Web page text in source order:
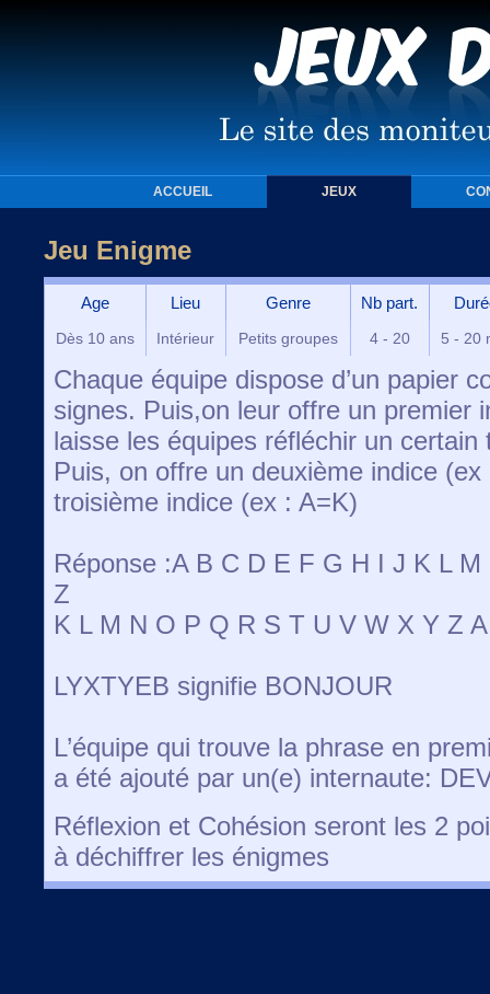
ACCUEIL JEUX
Jeu Enigme
Age Lieu Genre Nb part.
Dès 10 ans Intérieur Petits groupes 4 - 20 5 - 20
Chaque équipe dispose d’un papier
signes. Puis,on leur offre un premier
laisse les équipes réfléchir un certain
Puis, on offre un deuxième indice (ex
troisième indice (ex : A=K)
Réponse :A B C D E F G H I J K L
Z
K L M N O P Q R S T U V W X Y Z
LYXTYEB signifie BONJOUR
L’équipe qui trouve la phrase en
a été ajouté par un(e) internaute:
Réflexion et Cohésion seront les 2
à déchiffrer les énigmes